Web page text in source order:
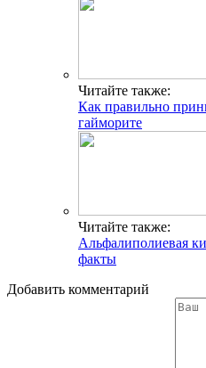
Читайте также:
Как правильно
гайморите
Читайте также:
Альфалиполиевая
факты
Добавить комментарий